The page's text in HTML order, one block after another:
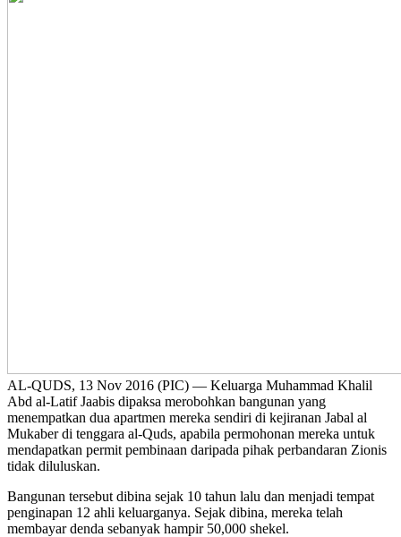
AL-QUDS, 13 Nov 2016 (PIC) — Keluarga Muhammad Khalil
Abd al-Latif Jaabis dipaksa merobohkan bangunan yang
menempatkan dua apartmen mereka sendiri di kejiranan Jabal al
Mukaber di tenggara al-Quds, apabila permohonan mereka untuk
mendapatkan permit pembinaan daripada pihak perbandaran Zionis
tidak diluluskan.
Bangunan tersebut dibina sejak 10 tahun lalu dan menjadi tempat
penginapan 12 ahli keluarganya. Sejak dibina, mereka telah
membayar denda sebanyak hampir 50,000 shekel.